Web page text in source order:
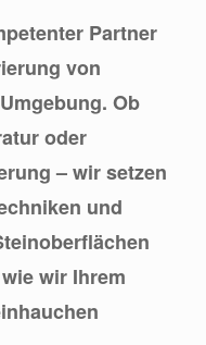
Partner
von
Ob
oder
– wir setzen
und
wir Ihrem